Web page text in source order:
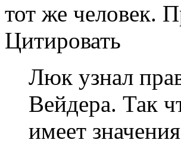
тот же человек.
Цитировать
Люк узнал
Вейдера. Так
имеет